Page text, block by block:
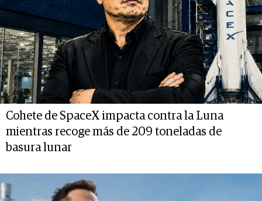
Cohete de SpaceX impacta contra la Luna
mientras recoge más de 209 toneladas de
basura lunar